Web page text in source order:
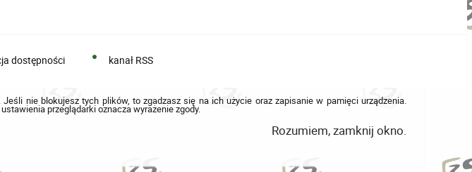
dostępności kanał RSS
nie blokujesz tych plików, to zgadzasz się na ich użycie oraz zapisanie w pamięci urządzenia.
przeglądarki oznacza wyrażenie zgody.
Rozumiem, zamknij okno.